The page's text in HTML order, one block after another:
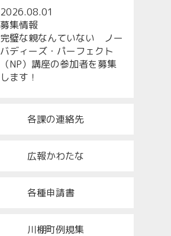
2026.08.01
募集情報
完璧な親なんていない ノー
バディーズ・パーフェクト
（NP）講座の参加者を募集
します！
各課の連絡先
広報かわたな
各種申請書
川棚町例規集